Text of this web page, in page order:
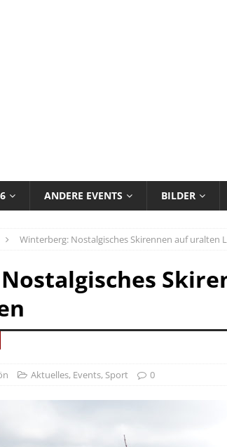
ANDERE EVENTS BILDER
Winterberg: Nostalgisches Skirennen auf uralten
Aktuelles, Events, Sport 0